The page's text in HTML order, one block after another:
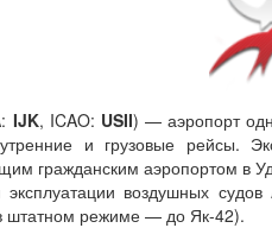
IJK, ICAO: USII) — аэропорт
и грузовые рейсы.
гражданским аэропортом в
воздушных
штатном режиме — до Як-42).